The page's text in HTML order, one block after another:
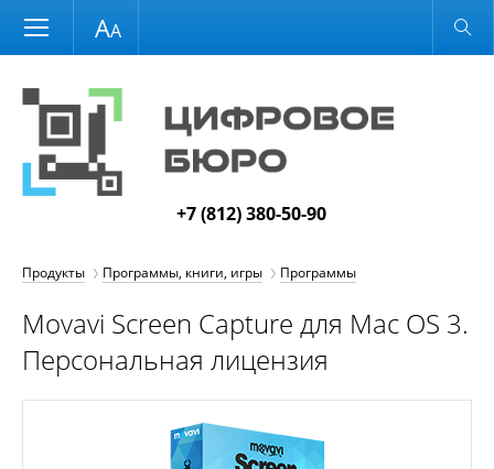
Размер шрифта Обычная версия
+7 (812) 380-50-90
Продукты Программы, книги, игры Программы
Movavi Screen Capture для Mac OS 3.
Персональная лицензия